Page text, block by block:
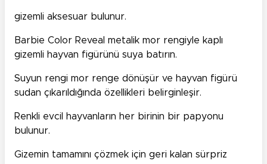
gizemli aksesuar bulunur.
Barbie Color Reveal metalik mor rengiyle kaplı
gizemli hayvan figürünü suya batırın.
Suyun rengi mor renge dönüşür ve hayvan figürü
sudan çıkarıldığında özellikleri belirginleşir.
Renkli evcil hayvanların her birinin bir papyonu
bulunur.
Gizemin tamamını çözmek için geri kalan sürpriz